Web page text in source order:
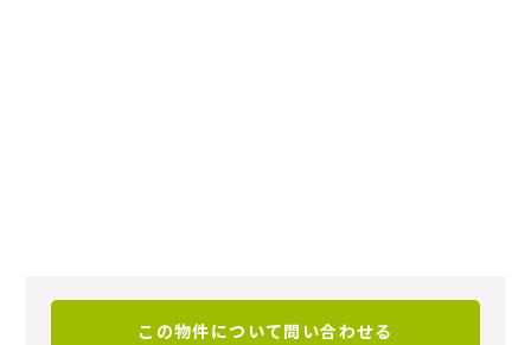
この物件について問い合わせる